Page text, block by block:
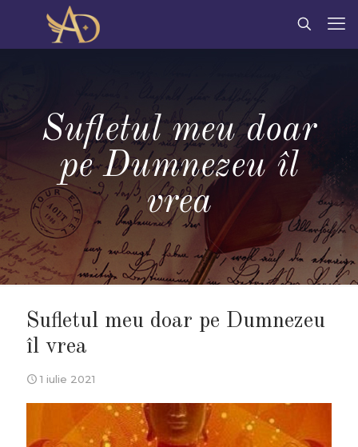
Sufletul meu doar
pe Dumnezeu îl
vrea
Sufletul meu doar pe Dumnezeu
îl vrea
1 iulie 2021